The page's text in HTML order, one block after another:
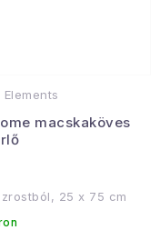
az áruka
Elements
macskaköves
25 x 75 cm